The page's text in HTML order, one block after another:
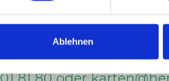
Ablehnen